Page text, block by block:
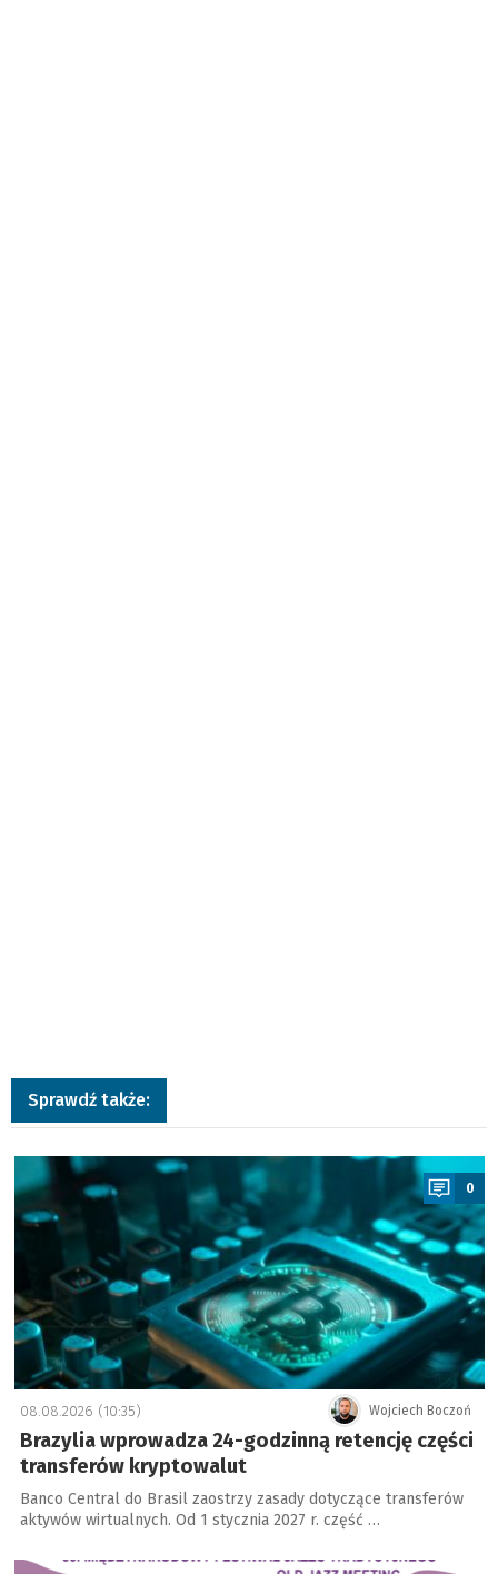
Sprawdź także:
a
0
Wojciech Boczoń
08.08.2026 (10:35)
Brazylia wprowadza 24-godzinną retencję części
transferów kryptowalut
Banco Central do Brasil zaostrzy zasady dotyczące transferów
aktywów wirtualnych. Od 1 stycznia 2027 r. część …
a